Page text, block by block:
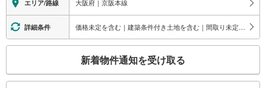
■弊社は阪神間北摂に12店舗（神戸市～高槻市・島本町・大阪市）がござい
ます。全域にて物件のご紹介・ご案内が可能です。
エリア/路線 大阪府｜京阪本線
詳細条件 価格未定を含む｜建築条件付き土地を含む｜間取り未定を含む｜独立型キッチン
検
新着物件通知を受け取る